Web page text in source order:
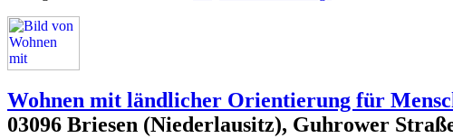
Wohnen mit ländlicher Orientierung für
03096 Briesen (Niederlausitz), Guhrower